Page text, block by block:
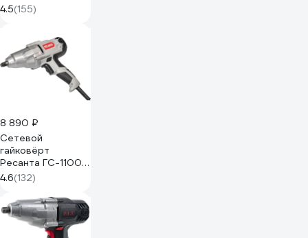
900/72/24/9
4.5(155)
8 890 ₽
Сетевой
гайковёрт
Ресанта ГС-1100
75/24/1
4.6(132)